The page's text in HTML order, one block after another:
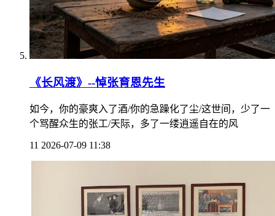
《长风渡》--悼张育恩先生
如今，你的豪爽入了酒/你的急躁化了尘/这世间，少了一
个骂醒众生的张工/天际，多了一缕逍遥自在的风
11 2026-07-09 11:38